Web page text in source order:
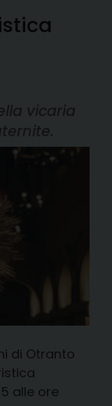
vicaria
di Otranto
alle ore